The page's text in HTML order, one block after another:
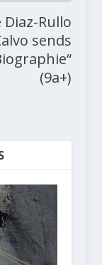
Diaz-Rullo
sends
(9a+)